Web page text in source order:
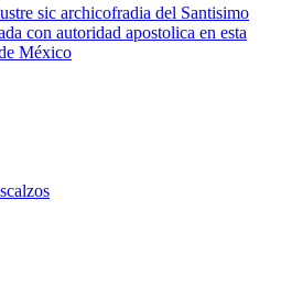
sic archicofradia del Santisimo
con autoridad apostolica en esta
México